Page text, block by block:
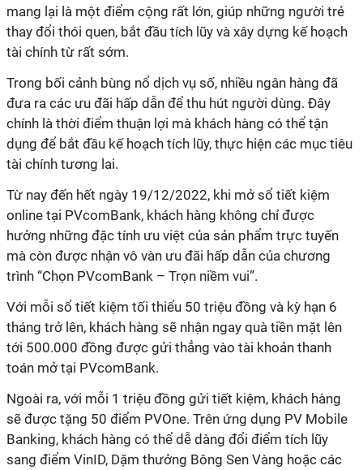
mang lại là một điểm cộng rất lớn, giúp những người trẻ
thay đổi thói quen, bắt đầu tích lũy và xây dựng kế hoạch
tài chính từ rất sớm.
Trong bối cảnh bùng nổ dịch vụ số, nhiều ngân hàng đã
đưa ra các ưu đãi hấp dẫn để thu hút người dùng. Đây
chính là thời điểm thuận lợi mà khách hàng có thể tận
dụng để bắt đầu kế hoạch tích lũy, thực hiện các mục tiêu
tài chính tương lai.
Từ nay đến hết ngày 19/12/2022, khi mở sổ tiết kiệm
online tại PVcomBank, khách hàng không chỉ được
hưởng những đặc tính ưu việt của sản phẩm trực tuyến
mà còn được nhận vô vàn ưu đãi hấp dẫn của chương
trình “Chọn PVcomBank – Trọn niềm vui”.
Với mỗi sổ tiết kiệm tối thiểu 50 triệu đồng và kỳ hạn 6
tháng trở lên, khách hàng sẽ nhận ngay quà tiền mặt lên
tới 500.000 đồng được gửi thẳng vào tài khoản thanh
toán mở tại PVcomBank.
Ngoài ra, với mỗi 1 triệu đồng gửi tiết kiệm, khách hàng
sẽ được tặng 50 điểm PVOne. Trên ứng dụng PV Mobile
Banking, khách hàng có thể dễ dàng đổi điểm tích lũy
sang điểm VinID, Dặm thưởng Bông Sen Vàng hoặc các